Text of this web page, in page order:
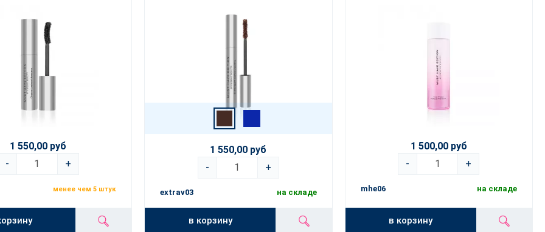
1 550,00 руб
-
+
менее чем 5 штук
1 550,00 руб
-
+
extrav03 на складе
в корзину
1 500,00 руб
-
+
mhe06 на складе
в корзину